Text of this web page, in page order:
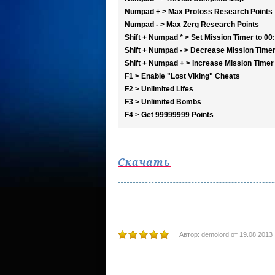
Numpad + > Max Protoss Research Points
Numpad - > Max Zerg Research Points
Shift + Numpad * > Set Mission Timer to
Shift + Numpad - > Decrease Mission Timer
Shift + Numpad + > Increase Mission Timer
F1 > Enable "Lost Viking" Cheats
F2 > Unlimited Lifes
F3 > Unlimited Bombs
F4 > Get 99999999 Points
Скачать
Автор: demolord от 19.08.2013